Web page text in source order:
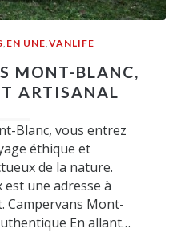
, EN UNE,VANLIFE
MONT-BLANC,
ARTISANAL
Blanc, vous entrez
éthique et
de la nature.
est une adresse à
Campervans Mont-
En allant…